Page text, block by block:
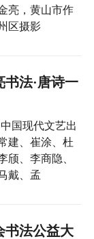
亮，黄山市作
区摄影
法·唐诗一
国现代文艺出
建、崔涂、杜
颀、李商隐、
戴、孟
书法公益大